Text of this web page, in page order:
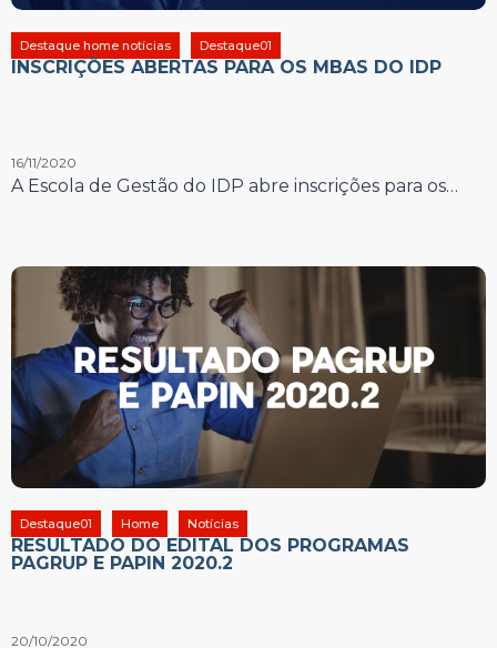
Destaque home notícias Destaque01
INSCRIÇÕES ABERTAS PARA OS MBAS DO IDP
16/11/2020
A Escola de Gestão do IDP abre inscrições para os…
Destaque01 Home Notícias
RESULTADO DO EDITAL DOS PROGRAMAS
PAGRUP E PAPIN 2020.2
20/10/2020